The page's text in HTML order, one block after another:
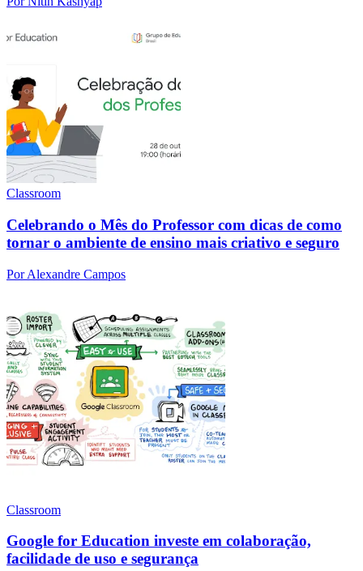
Classroom
Celebrando o Mês do Professor com dicas de como
tornar o ambiente de ensino mais criativo e seguro
Por Alexandre Campos
Classroom
Google for Education investe em colaboração,
facilidade de uso e segurança